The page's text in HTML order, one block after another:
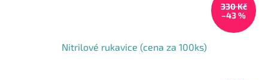
330 Kč
–43 %
Nitrilové rukavice (cena za 100ks)